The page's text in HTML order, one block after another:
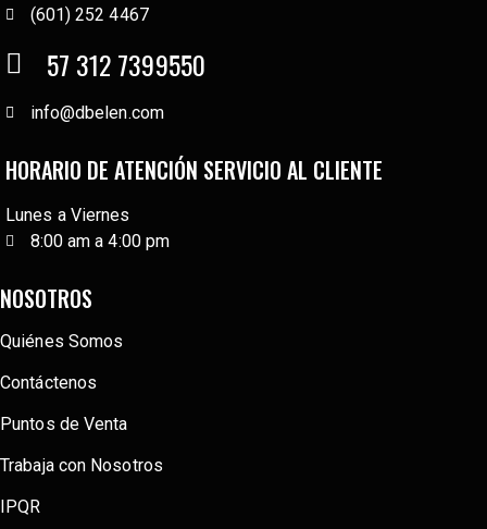
(601) 252 4467
57 312 7399550
info@dbelen.com
HORARIO DE ATENCIÓN SERVICIO AL CLIENTE
Lunes a Viernes
8:00 am a 4:00 pm
NOSOTROS
Quiénes Somos
Contáctenos
Puntos de Venta
Trabaja con Nosotros
IPQR